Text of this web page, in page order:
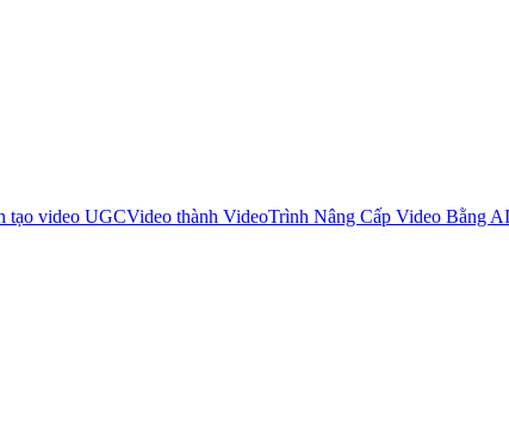
tạo video UGCVideo thành VideoTrình Nâng Cấp Video Bằng AI